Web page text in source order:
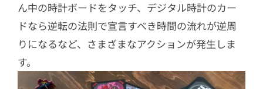
ん中の時計ボードをタッチ、デジタル時計のカー
ドなら逆転の法則で宣言すべき時間の流れが逆周
りになるなど、さまざまなアクションが発生しま
す。